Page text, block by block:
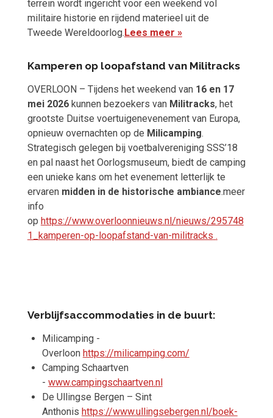
terrein wordt ingericht voor een weekend vol
militaire historie en rijdend materieel uit de
Tweede Wereldoorlog.Lees meer »
Kamperen op loopafstand van Militracks
OVERLOON – Tijdens het weekend van 16 en 17
mei 2026kunnen bezoekers van Militracks, het
grootste Duitse voertuigenevenement van Europa,
opnieuw overnachten op de Milicamping.
Strategisch gelegen bij voetbalvereniging SSS’18
en pal naast het Oorlogsmuseum, biedt de camping
een unieke kans om het evenement letterlijk te
ervaren midden in de historische ambiance.meer
info
op https://www.overloonnieuws.nl/nieuws/295748
1_kamperen-op-loopafstand-van-militracks .
Verblijfsaccommodaties in de buurt:
Milicamping -
Overloon https://milicamping.com/
Camping Schaartven
- www.campingschaartven.nl
De Ullingse Bergen – Sint
Anthonis https://www.ullingsebergen.nl/boek-